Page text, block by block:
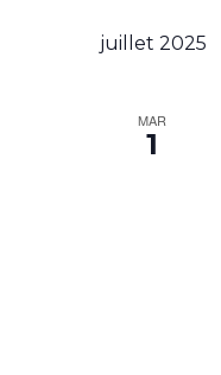
juillet 2025
MAR
1